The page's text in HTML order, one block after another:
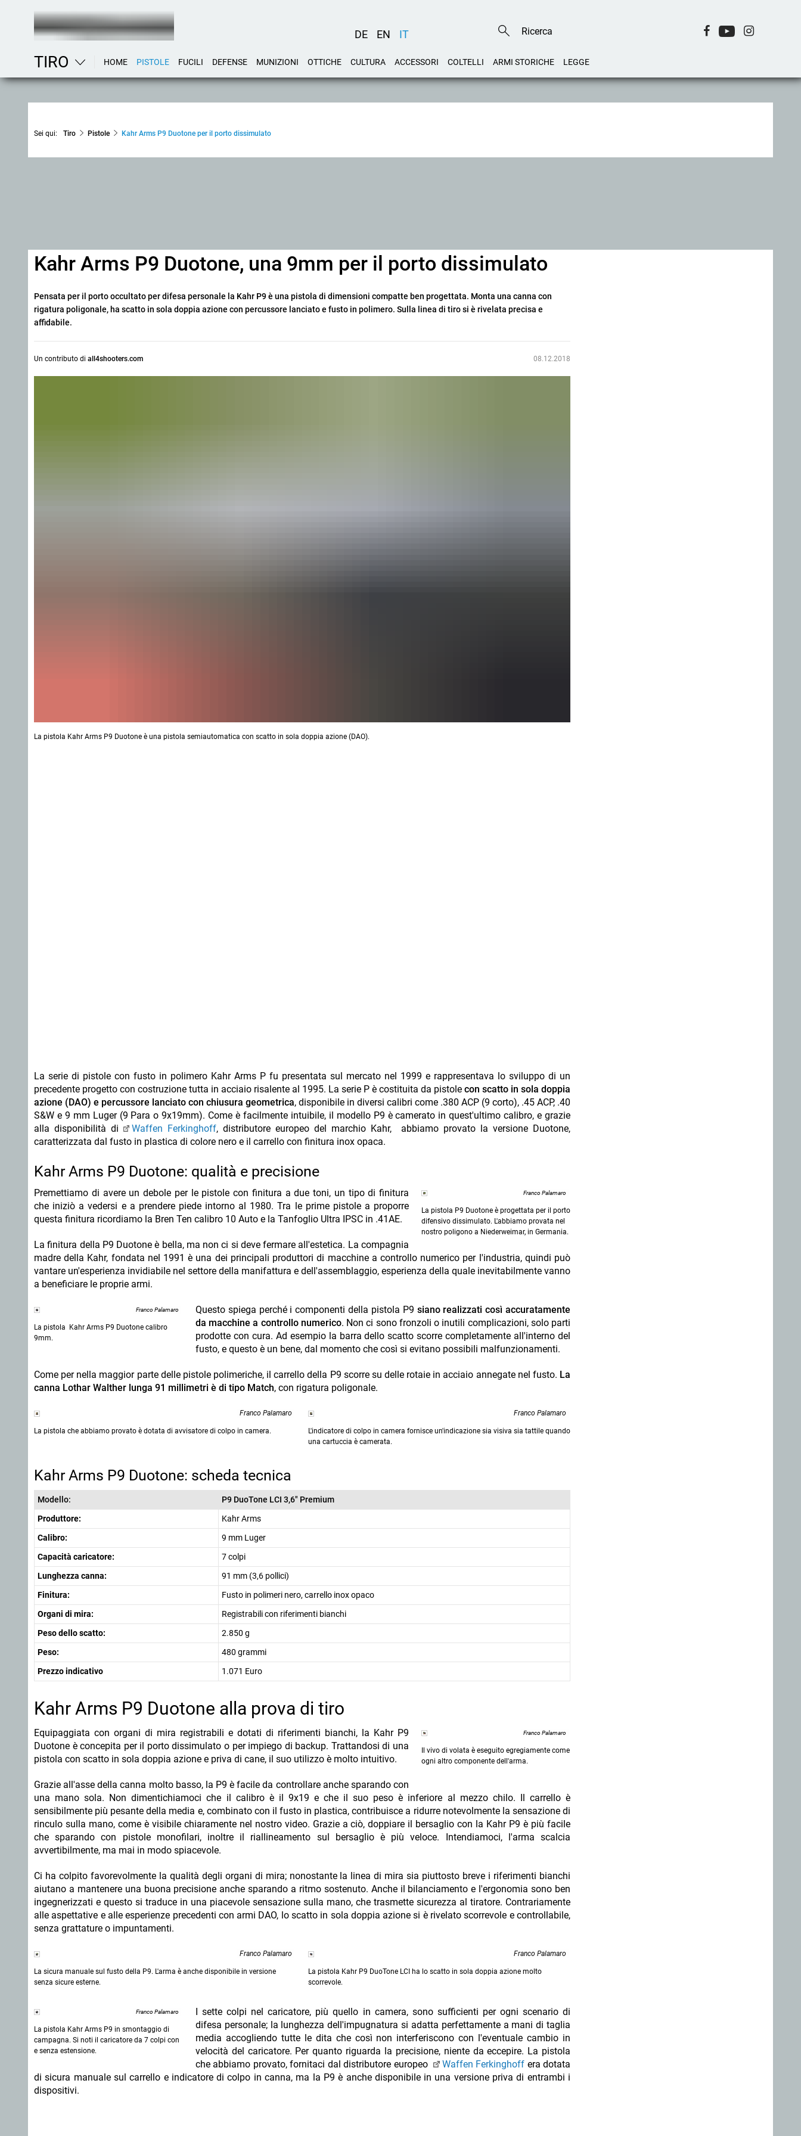
DE EN IT
TIRO HOME PISTOLE FUCILI DEFENSE MUNIZIONI OTTICHE CULTURA ACCESSORI COLTELLI ARMI STORICHE LEGGE
Sei qui: Tiro Pistole Kahr Arms P9 Duotone per il porto dissimulato
Kahr Arms P9 Duotone, una 9mm per il porto dissimulato
Pensata per il porto occultato per difesa personale la Kahr P9 è una pistola di dimensioni compatte ben progettata. Monta una canna con
rigatura poligonale, ha scatto in sola doppia azione con percussore lanciato e fusto in polimero. Sulla linea di tiro si è rivelata precisa e
affidabile.
Un contributo di all4shooters.com 08.12.2018
La pistola Kahr Arms P9 Duotone è una pistola semiautomatica con scatto in sola doppia azione (DAO).
La serie di pistole con fusto in polimero Kahr Arms P fu presentata sul mercato nel 1999 e rappresentava lo sviluppo di un
precedente progetto con costruzione tutta in acciaio risalente al 1995. La serie P è costituita da pistole con scatto in sola doppia
azione (DAO) e percussore lanciato con chiusura geometrica, disponibile in diversi calibri come .380 ACP (9 corto), .45 ACP, .40
S&W e 9 mm Luger (9 Para o 9x19mm). Come è facilmente intuibile, il modello P9 è camerato in quest'ultimo calibro, e grazie
alla disponibilità di
Waffen Ferkinghoff, distributore europeo del marchio Kahr, abbiamo provato la versione Duotone,
caratterizzata dal fusto in plastica di colore nero e il carrello con finitura inox opaca.
Kahr Arms P9 Duotone: qualità e precisione
Franco Palamaro
La pistola P9 Duotone è progettata per il porto
difensivo dissimulato. L'abbiamo provata nel
nostro poligono a Niederweimar, in Germania.
Premettiamo di avere un debole per le pistole con finitura a due toni, un tipo di finitura
che iniziò a vedersi e a prendere piede intorno al 1980. Tra le prime pistole a proporre
questa finitura ricordiamo la Bren Ten calibro 10 Auto e la Tanfoglio Ultra IPSC in .41AE.
La finitura della P9 Duotone è bella, ma non ci si deve fermare all'estetica. La compagnia
madre della Kahr, fondata nel 1991 è una dei principali produttori di macchine a controllo numerico per l'industria, quindi può
vantare un'esperienza invidiabile nel settore della manifattura e dell'assemblaggio, esperienza della quale inevitabilmente vanno
a beneficiare le proprie armi.
Franco Palamaro
La pistola Kahr Arms P9 Duotone calibro
9mm.
Questo spiega perché i componenti della pistola P9 siano realizzati così accuratamente
da macchine a controllo numerico. Non ci sono fronzoli o inutili complicazioni, solo parti
prodotte con cura. Ad esempio la barra dello scatto scorre completamente all'interno del
fusto, e questo è un bene, dal momento che così si evitano possibili malfunzionamenti.
Come per nella maggior parte delle pistole polimeriche, il carrello della P9 scorre su delle rotaie in acciaio annegate nel fusto. La
canna Lothar Walther lunga 91 millimetri è di tipo Match, con rigatura poligonale.
Franco Palamaro
La pistola che abbiamo provato è dotata di avvisatore di colpo in camera.
Franco Palamaro
L'indicatore di colpo in camera fornisce un'indicazione sia visiva sia tattile quando
una cartuccia è camerata.
Kahr Arms P9 Duotone: scheda tecnica
Modello:
P9 DuoTone LCI 3,6" Premium
Produttore:
Kahr Arms
Calibro:
9 mm Luger
Capacità caricatore:
7 colpi
Lunghezza canna:
91 mm (3,6 pollici)
Finitura:
Fusto in polimeri nero, carrello inox opaco
Organi di mira:
Registrabili con riferimenti bianchi
Peso dello scatto:
2.850 g
Peso:
480 grammi
Prezzo indicativo
1.071 Euro
Kahr Arms P9 Duotone alla prova di tiro
Franco Palamaro
Il vivo di volata è eseguito egregiamente come
ogni altro componente dell'arma.
Equipaggiata con organi di mira registrabili e dotati di riferimenti bianchi, la Kahr P9
Duotone è concepita per il porto dissimulato o per impiego di backup. Trattandosi di una
pistola con scatto in sola doppia azione e priva di cane, il suo utilizzo è molto intuitivo.
Grazie all'asse della canna molto basso, la P9 è facile da controllare anche sparando con
una mano sola. Non dimentichiamoci che il calibro è il 9x19 e che il suo peso è inferiore al mezzo chilo. Il carrello è
sensibilmente più pesante della media e, combinato con il fusto in plastica, contribuisce a ridurre notevolmente la sensazione di
rinculo sulla mano, come è visibile chiaramente nel nostro video. Grazie a ciò, doppiare il bersaglio con la Kahr P9 è più facile
che sparando con pistole monofilari, inoltre il riallineamento sul bersaglio è più veloce. Intendiamoci, l'arma scalcia
avvertibilmente, ma mai in modo spiacevole.
Ci ha colpito favorevolmente la qualità degli organi di mira; nonostante la linea di mira sia piuttosto breve i riferimenti bianchi
aiutano a mantenere una buona precisione anche sparando a ritmo sostenuto. Anche il bilanciamento e l'ergonomia sono ben
ingegnerizzati e questo si traduce in una piacevole sensazione sulla mano, che trasmette sicurezza al tiratore. Contrariamente
alle aspettative e alle esperienze precedenti con armi DAO, lo scatto in sola doppia azione si è rivelato scorrevole e controllabile,
senza grattature o impuntamenti.
Franco Palamaro
La sicura manuale sul fusto della P9. L'arma è anche disponibile in versione
senza sicure esterne.
Franco Palamaro
La pistola Kahr P9 DuoTone LCI ha lo scatto in sola doppia azione molto
scorrevole.
Franco Palamaro
La pistola Kahr Arms P9 in smontaggio di
campagna. Si noti il caricatore da 7 colpi con
e senza estensione.
I sette colpi nel caricatore, più quello in camera, sono sufficienti per ogni scenario di
difesa personale; la lunghezza dell'impugnatura si adatta perfettamente a mani di taglia
media accogliendo tutte le dita che così non interferiscono con l'eventuale cambio in
velocità del caricatore. Per quanto riguarda la precisione, niente da eccepire. La pistola
che abbiamo provato, fornitaci dal distributore europeo
Waffen Ferkinghoff era dotata
di sicura manuale sul carrello e indicatore di colpo in canna, ma la P9 è anche disponibile in una versione priva di entrambi i
dispositivi.